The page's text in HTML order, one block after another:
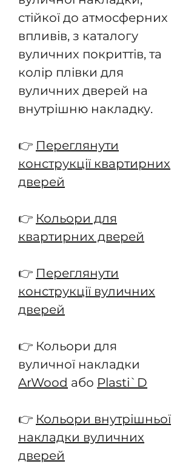
стійкої до атмосферних
впливів, з каталогу
вуличних покриттів, та
колір плівки для
вуличних дверей на
внутрішню накладку.
👉 Переглянути
конструкції квартирних
дверей
👉 Кольори для
квартирних дверей
👉 Переглянути
конструкції вуличних
дверей
👉 Кольори для
вуличної накладки
ArWood або Plasti`D
👉 Кольори внутрішньої
накладки вуличних
дверей